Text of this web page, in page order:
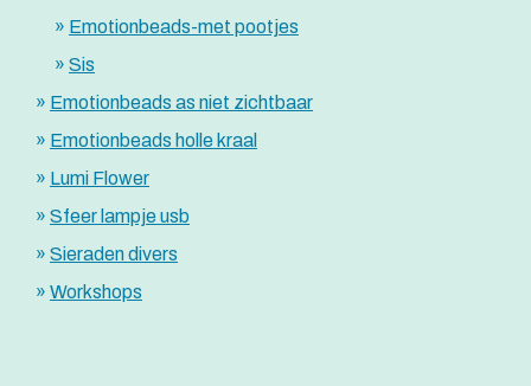
Emotionbeads-met pootjes
Sis
Emotionbeads as niet zichtbaar
Emotionbeads holle kraal
Lumi Flower
Sfeer lampje usb
Sieraden divers
Workshops